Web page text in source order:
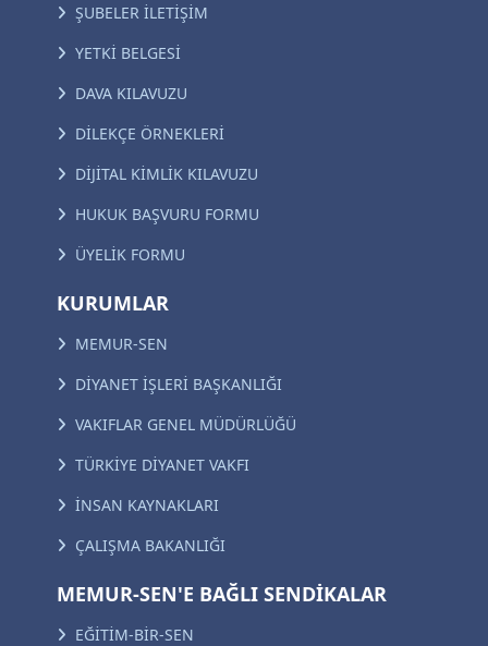
ŞUBELER İLETİŞİM
YETKİ BELGESİ
DAVA KILAVUZU
DİLEKÇE ÖRNEKLERİ
DİJİTAL KİMLİK KILAVUZU
HUKUK BAŞVURU FORMU
ÜYELİK FORMU
KURUMLAR
MEMUR-SEN
DİYANET İŞLERİ BAŞKANLIĞI
VAKIFLAR GENEL MÜDÜRLÜĞÜ
TÜRKİYE DİYANET VAKFI
İNSAN KAYNAKLARI
ÇALIŞMA BAKANLIĞI
MEMUR-SEN'E BAĞLI SENDİKALAR
EĞİTİM-BİR-SEN